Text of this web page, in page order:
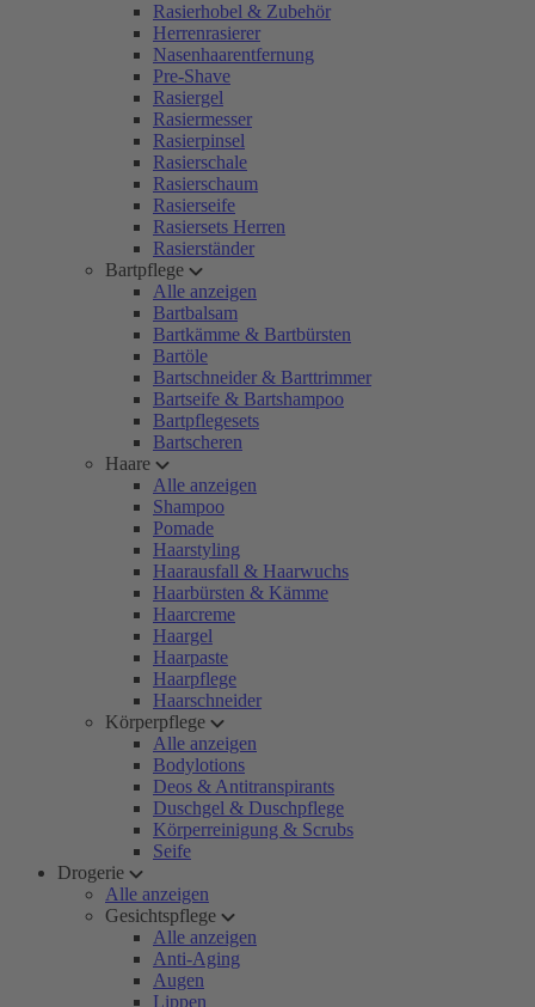
Rasierhobel & Zubehör
Herrenrasierer
Nasenhaarentfernung
Pre-Shave
Rasiergel
Rasiermesser
Rasierpinsel
Rasierschale
Rasierschaum
Rasierseife
Rasiersets Herren
Rasierständer
Bartpflege
Alle anzeigen
Bartbalsam
Bartkämme & Bartbürsten
Bartöle
Bartschneider & Barttrimmer
Bartseife & Bartshampoo
Bartpflegesets
Bartscheren
Haare
Alle anzeigen
Shampoo
Pomade
Haarstyling
Haarausfall & Haarwuchs
Haarbürsten & Kämme
Haarcreme
Haargel
Haarpaste
Haarpflege
Haarschneider
Körperpflege
Alle anzeigen
Bodylotions
Deos & Antitranspirants
Duschgel & Duschpflege
Körperreinigung & Scrubs
Seife
Drogerie
Alle anzeigen
Gesichtspflege
Alle anzeigen
Anti-Aging
Augen
Lippen